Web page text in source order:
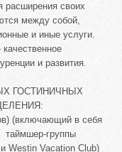
расширения своих
между собой,
и иные услуги.
и развития.
ГОСТИНИЧНЫХ
(включающий в себя
таймшер-группы
Westin Vacation Club)